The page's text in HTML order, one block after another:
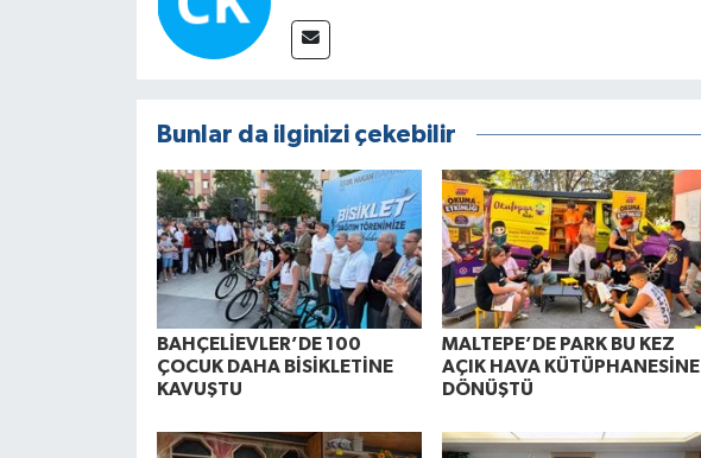
Bunlar da ilginizi çekebilir
BAHÇELİEVLER’DE 100
ÇOCUK DAHA BİSİKLETİNE
KAVUŞTU
MALTEPE’DE PARK BU KEZ
AÇIK HAVA KÜTÜPHANESİNE
DÖNÜŞTÜ